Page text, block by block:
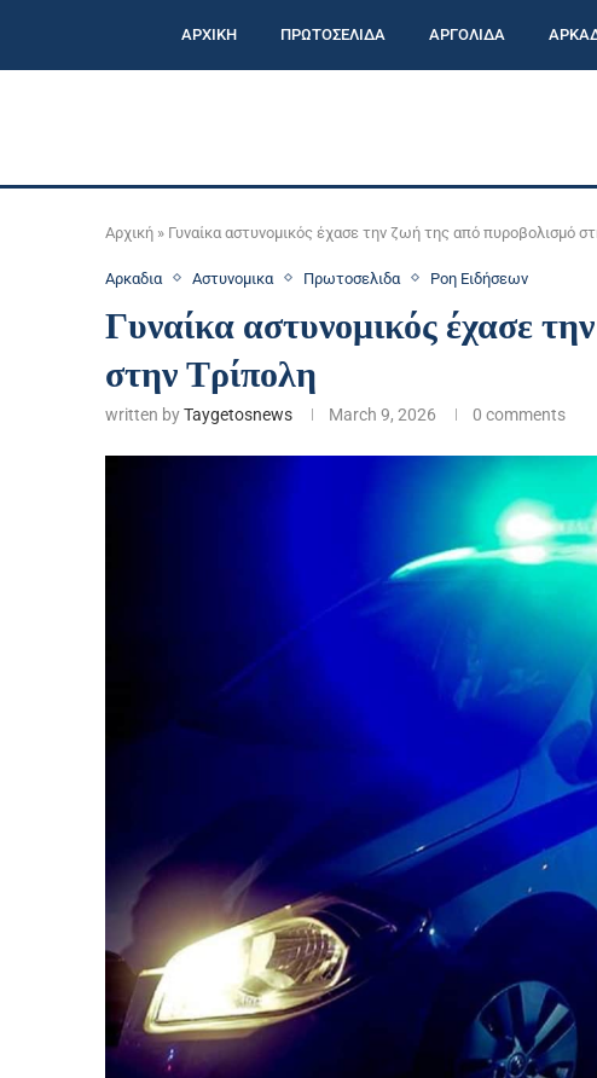
ΑΡΧΙΚΗ ΠΡΩΤΟΣΕΛΙΔΑ ΑΡΓΟΛΙΔΑ
Αρχική » Γυναίκα αστυνομικός έχασε την ζωή της από πυροβολισμό
Αρκαδια Αστυνομικα Πρωτοσελιδα Ροη Ειδήσεων
Γυναίκα αστυνομικός έχασε
στην Τρίπολη
written byTaygetosnews March 9, 2026 0 comments